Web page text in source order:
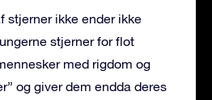
​​stjerner ikke ender ikke
stjerner for flot
med rigdom og
og giver dem endda deres